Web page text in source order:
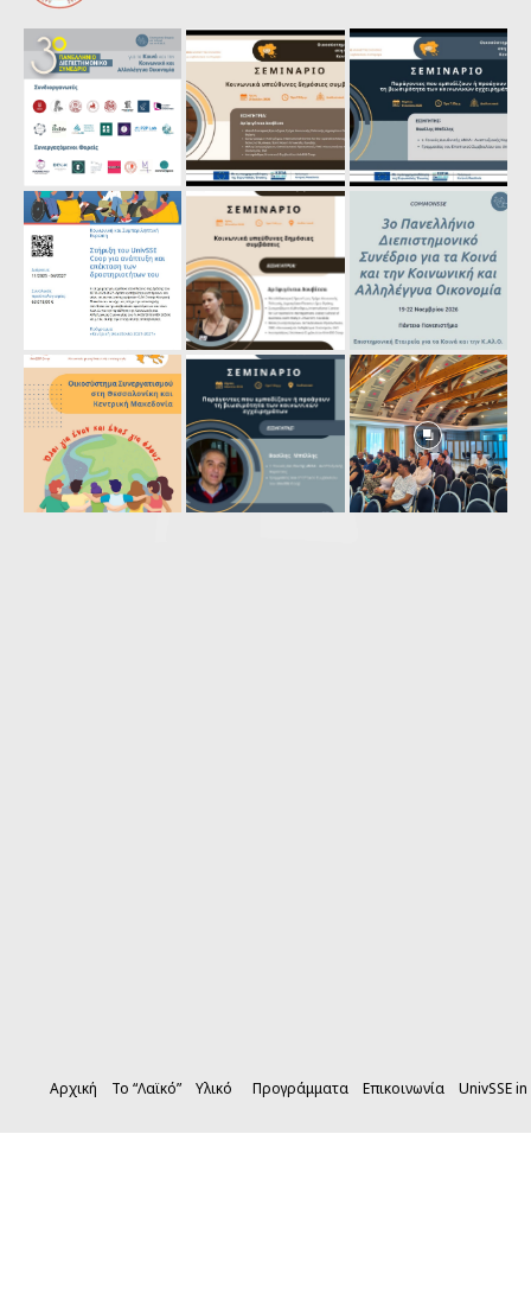
Αρχική Το “Λαϊκό” Υλικό Προγράμματα Επικοινωνία UnivSSE